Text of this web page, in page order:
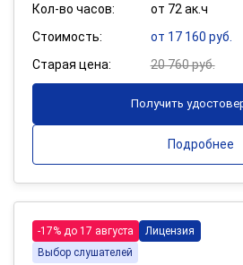
Кол-во часов:
от 72 ак.ч
Стоимость:
от 17 160 руб.
Старая цена:
20 760 руб.
Получить
Подробнее
-17% до 17 августа
Лицензия
Выбор слушателей